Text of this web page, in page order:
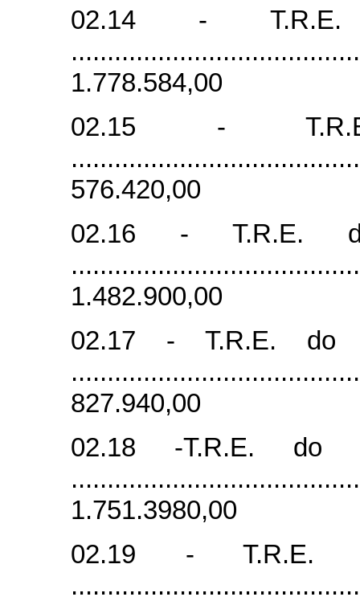
02.14 -
1.778.584,00
02.15 -
576.420,00
02.16 - T.R.E.
1.482.900,00
02.17 - T.R.E.
827.940,00
02.18 -T.R.E.
1.751.3980,00
02.19 - T.R.E.